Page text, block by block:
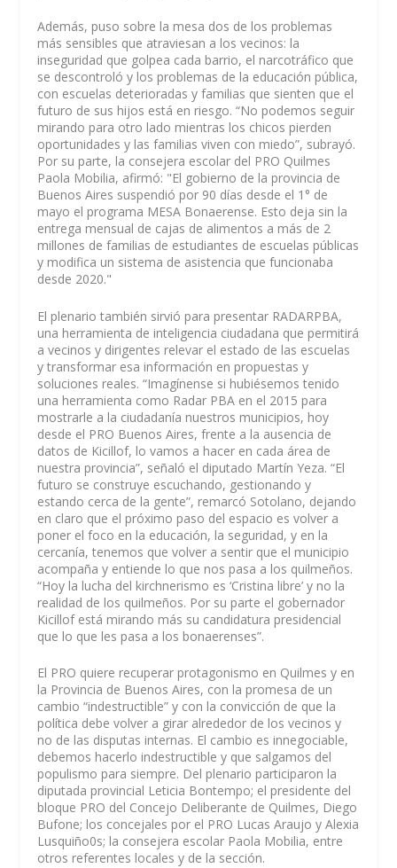
Además, puso sobre la mesa dos de los problemas
más sensibles que atraviesan a los vecinos: la
inseguridad que golpea cada barrio, el narcotráfico que
se descontroló y los problemas de la educación pública,
con escuelas deterioradas y familias que sienten que el
futuro de sus hijos está en riesgo. “No podemos seguir
mirando para otro lado mientras los chicos pierden
oportunidades y las familias viven con miedo”, subrayó.
Por su parte, la consejera escolar del PRO Quilmes
Paola Mobilia, afirmó: "El gobierno de la provincia de
Buenos Aires suspendió por 90 días desde el 1° de
mayo el programa MESA Bonaerense. Esto deja sin la
entrega mensual de cajas de alimentos a más de 2
millones de familias de estudiantes de escuelas públicas
y modifica un sistema de asistencia que funcionaba
desde 2020."
El plenario también sirvió para presentar RADARPBA,
una herramienta de inteligencia ciudadana que permitirá
a vecinos y dirigentes relevar el estado de las escuelas
y transformar esa información en propuestas y
soluciones reales. “Imagínense si hubiésemos tenido
una herramienta como Radar PBA en el 2015 para
mostrarle a la ciudadanía nuestros municipios, hoy
desde el PRO Buenos Aires, frente a la ausencia de
datos de Kicillof, lo vamos a hacer en cada área de
nuestra provincia”, señaló el diputado Martín Yeza. “El
futuro se construye escuchando, gestionando y
estando cerca de la gente”, remarcó Sotolano, dejando
en claro que el próximo paso del espacio es volver a
poner el foco en la educación, la seguridad, y en la
cercanía, tenemos que volver a sentir que el municipio
acompaña y entiende lo que nos pasa a los quilmeños.
“Hoy la lucha del kirchnerismo es ‘Cristina libre’ y no la
realidad de los quilmeños. Por su parte el gobernador
Kicillof está mirando más su candidatura presidencial
que lo que les pasa a los bonaerenses”.
El PRO quiere recuperar protagonismo en Quilmes y en
la Provincia de Buenos Aires, con la promesa de un
cambio “indestructible” y con la convicción de que la
política debe volver a girar alrededor de los vecinos y
no de las disputas internas. El cambio es innegociable,
debemos hacerlo indestructible y que salgamos del
populismo para siempre. Del plenario participaron la
diputada provincial Leticia Bontempo; el presidente del
bloque PRO del Concejo Deliberante de Quilmes, Diego
Bufone; los concejales por el PRO Lucas Araujo y Alexia
Lusquiño0s; la consejera escolar Paola Mobilia, entre
otros referentes locales y de la sección.